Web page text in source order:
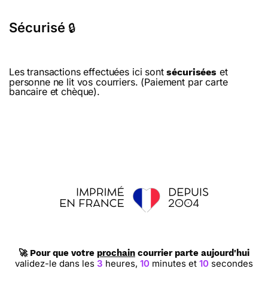
Sécurisé 🔒
Les transactions effectuées ici sontsécurisées et
personne ne lit vos courriers. (Paiement par carte
bancaire et chèque).
🚀 Pour que votre prochain courrier parte aujourd'hui
validez-le dans les3 heures,10 minutes et9secondes